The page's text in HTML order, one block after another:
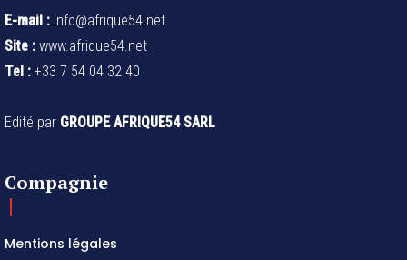
E-mail : info@afrique54.net
Site : www.afrique54.net
Tel : +33 7 54 04 32 40
Edité par GROUPE AFRIQUE54 SARL
Compagnie
Mentions légales